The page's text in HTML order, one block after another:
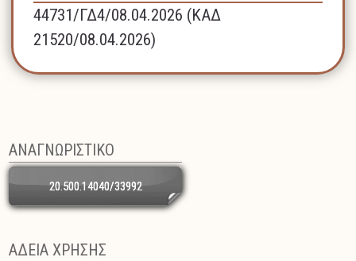
44731/ΓΔ4/08.04.2026 (ΚΑΔ
21520/08.04.2026)
ΑΝΑΓΝΩΡΙΣΤΙΚΟ
20.500.14040/33992
ΑΔΕΙΑ ΧΡΗΣΗΣ